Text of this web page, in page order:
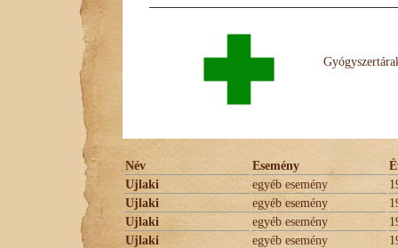
Név Esemény
Ujlaki
egyéb esemény
Ujlaki
egyéb esemény
Ujlaki
egyéb esemény
Ujlaki
egyéb esemény